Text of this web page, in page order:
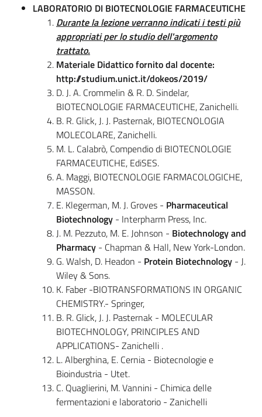
LABORATORIO DI BIOTECNOLOGIE FARMACEUTICHE
Durante la lezione verranno indicati i testi più
appropriati per lo studio dell'argomento
trattato.
Materiale Didattico fornito dal docente:
http://studium.unict.it/dokeos/2019/
D. J. A. Crommelin & R. D. Sindelar,
BIOTECNOLOGIE FARMACEUTICHE, Zanichelli.
B. R. Glick, J. J. Pasternak, BIOTECNOLOGIA
MOLECOLARE, Zanichelli.
M. L. Calabrò, Compendio di BIOTECNOLOGIE
FARMACEUTICHE, EdiSES.
A. Maggi, BIOTECNOLOGIE FARMACOLOGICHE,
MASSON.
E. Klegerman, M. J. Groves - Pharmaceutical
Biotechnology - Interpharm Press, Inc.
J. M. Pezzuto, M. E. Johnson - Biotechnology and
Pharmacy - Chapman & Hall, New York-London.
G. Walsh, D. Headon - Protein Biotechnology - J.
Wiley & Sons.
K. Faber -BIOTRANSFORMATIONS IN ORGANIC
CHEMISTRY.- Springer,
B. R. Glick, J. J. Pasternak - MOLECULAR
BIOTECHNOLOGY, PRINCIPLES AND
APPLICATIONS- Zanichelli .
L. Alberghina, E. Cernia - Biotecnologie e
Bioindustria - Utet.
C. Quaglierini, M. Vannini - Chimica delle
fermentazioni e laboratorio - Zanichelli